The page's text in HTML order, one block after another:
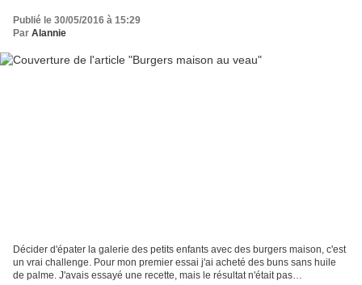
Publié le 30/05/2016 à 15:29
Par Alannie
Décider d'épater la galerie des petits enfants avec des burgers maison, c'est
un vrai challenge. Pour mon premier essai j'ai acheté des buns sans huile
de palme. J'avais essayé une recette, mais le résultat n'était pas